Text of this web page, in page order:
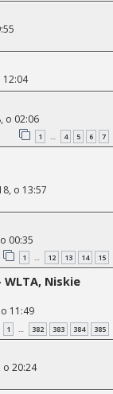
12:04
o 02:06
1 … 4 5 6 7
o 13:57
00:35
1 … 12 13 14 15
Niskie
11:49
1 … 382 383 384 385
o 20:24